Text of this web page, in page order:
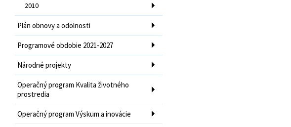
2010
Plán obnovy a odolnosti
Programové obdobie 2021-2027
Národné projekty
Operačný program Kvalita životného
prostredia
Operačný program Výskum a inovácie